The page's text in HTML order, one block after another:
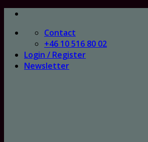
Skip
content
Contact
+46 10 516 80 02
Login / Register
Newsletter